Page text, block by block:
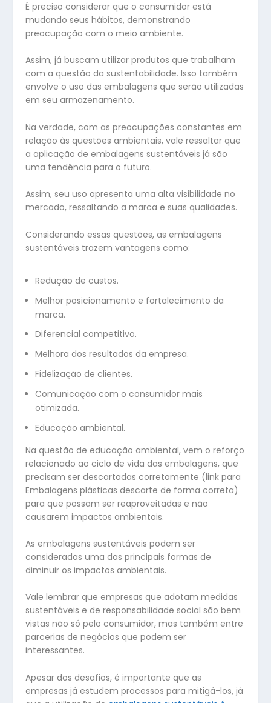
É preciso considerar que o consumidor está
mudando seus hábitos, demonstrando
preocupação com o meio ambiente.
Assim, já buscam utilizar produtos que trabalham
com a questão da sustentabilidade. Isso também
envolve o uso das embalagens que serão utilizadas
em seu armazenamento.
Na verdade, com as preocupações constantes em
relação às questões ambientais, vale ressaltar que
a aplicação de embalagens sustentáveis já são
uma tendência para o futuro.
Assim, seu uso apresenta uma alta visibilidade no
mercado, ressaltando a marca e suas qualidades.
Considerando essas questões, as embalagens
sustentáveis trazem vantagens como:
Redução de custos.
Melhor posicionamento e fortalecimento da
marca.
Diferencial competitivo.
Melhora dos resultados da empresa.
Fidelização de clientes.
Comunicação com o consumidor mais
otimizada.
Educação ambiental.
Na questão de educação ambiental, vem o reforço
relacionado ao ciclo de vida das embalagens, que
precisam ser descartadas corretamente (link para
Embalagens plásticas descarte de forma correta)
para que possam ser reaproveitadas e não
causarem impactos ambientais.
As embalagens sustentáveis podem ser
consideradas uma das principais formas de
diminuir os impactos ambientais.
Vale lembrar que empresas que adotam medidas
sustentáveis e de responsabilidade social são bem
vistas não só pelo consumidor, mas também entre
parcerias de negócios que podem ser
interessantes.
Apesar dos desafios, é importante que as
empresas já estudem processos para mitigá-los, já